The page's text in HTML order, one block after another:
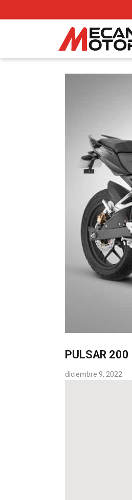
PULSAR 200
diciembre 9, 2022